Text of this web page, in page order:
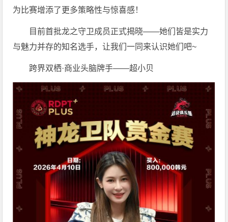
为比赛增添了更多策略性与惊喜感！
目前首批龙之守卫成员正式揭晓——她们皆是实力
与魅力并存的知名选手，让我们一同来认识她们吧~
跨界双栖·商业头脑牌手——超小贝